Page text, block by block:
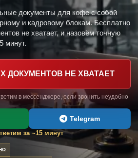
документы для кофе с собой
и кадровому блокам. Бесплатно
не хватает, и назовём точную
минут.
ДОКУМЕНТОВ НЕ ХВАТАЕТ
в мессенджере, если звонить неудобно
Telegram
за ~15 минут